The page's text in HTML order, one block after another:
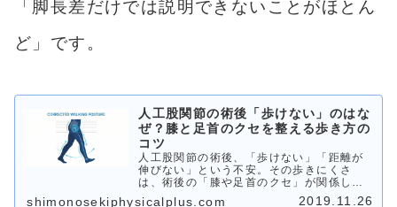
「脚長差だけでは説明できないことがほとん
ど」です。
人工股関節の術後「歩けない」のはな
ぜ？膝と足首のクセを整える歩き方の
コツ
人工股関節の術後、「歩けない」「距離が
伸びない」という不安。その歩きにくさ
は、術後の「膝や足首のクセ」が関係して
いるかもしれません。無理なく歩けるよう
shimonosekiphysicalplus.com 2019.11.26